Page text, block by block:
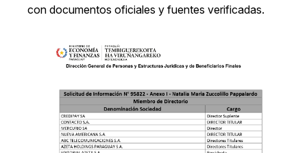
con documentos oficiales y fuentes verificadas.